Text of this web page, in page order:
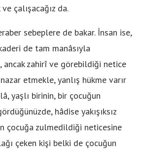
çalışacağız da.
sebeplere de bakar. İnsan ise,
de tam manâsıyla
ancak zahirî ve görebildiği netice
etmekle, yanlış hükme varır
yaşlı birinin, bir çocuğun
hâdise yakışıksız
çocuğa zulmedildiği neticesine
çeken kişi belki de çocuğun